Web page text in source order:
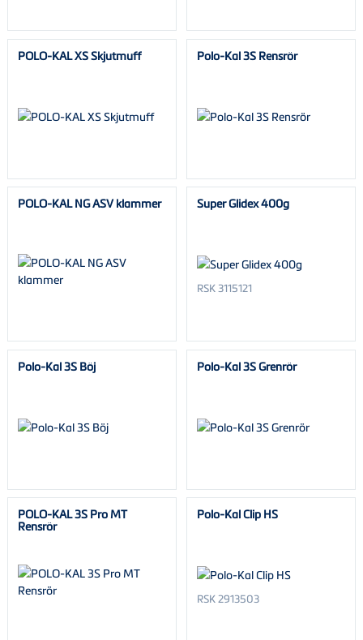
POLO-KAL XS Skjutmuff Polo-Kal 3S Rensrör
POLO-KAL NG ASV klammer Super Glidex 400g
RSK 3115121
Polo-Kal 3S Böj Polo-Kal 3S Grenrör
POLO-KAL 3S Pro MT
Rensrör
Polo-Kal Clip HS
RSK 2913503